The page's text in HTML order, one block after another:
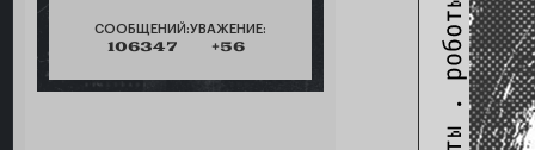
СООБЩЕНИЙ:
106347
УВАЖЕНИЕ:
+56